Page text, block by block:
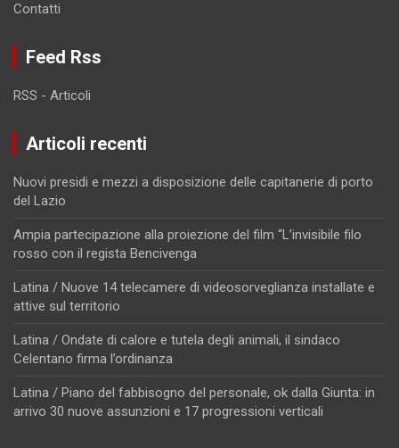
Contatti
Feed Rss
RSS - Articoli
Articoli recenti
Nuovi presidi e mezzi a disposizione delle capitanerie di porto
del Lazio
Ampia partecipazione alla proiezione del film “L’invisibile filo
rosso con il regista Bencivenga
Latina / Nuove 14 telecamere di videosorveglianza installate e
attive sul territorio
Latina / Ondate di calore e tutela degli animali, il sindaco
Celentano firma l’ordinanza
Latina / Piano del fabbisogno del personale, ok dalla Giunta: in
arrivo 30 nuove assunzioni e 17 progressioni verticali